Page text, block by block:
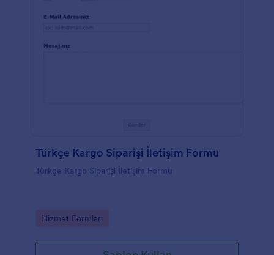
Türkçe Kargo Siparişi İletişim Formu
Türkçe Kargo Siparişi İletişim Formu
Go to Category:
Hizmet Formları